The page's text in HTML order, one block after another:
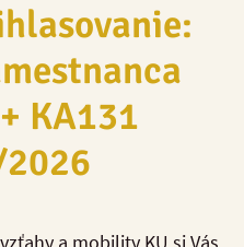
KA131